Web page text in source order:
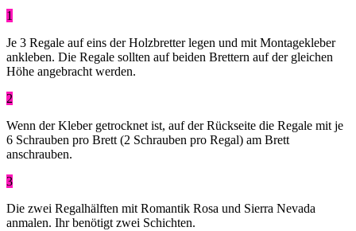
1
Je 3 Regale auf eins der Holzbretter legen und mit Montagekleber
ankleben. Die Regale sollten auf beiden Brettern auf der gleichen
Höhe angebracht werden.
2
Wenn der Kleber getrocknet ist, auf der Rückseite die Regale mit je
6 Schrauben pro Brett (2 Schrauben pro Regal) am Brett
anschrauben.
3
Die zwei Regalhälften mit Romantik Rosa und Sierra Nevada
anmalen. Ihr benötigt zwei Schichten.